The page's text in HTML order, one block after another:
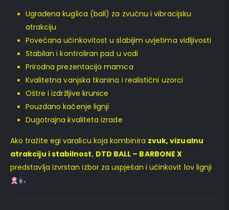
Ugrađena kuglica (ball) za zvučnu i vibracijsku
atrakciju
Povećana učinkovitost u slabijim uvjetima vidljivosti
Stabilan i kontroliran pad u vodi
Prirodna prezentacija mamca
Kvalitetna vanjska tkanina i realistični uzorci
Oštre i izdržljive krunice
Pouzdano kačenje lignji
Dugotrajna kvaliteta izrade
Ako tražite egi varalicu koja kombinira zvuk, vizualnu
atrakciju i stabilnost, DTD BALL – BARBONE X
predstavlja izvrstan izbor za uspješan i učinkovit lov lignji